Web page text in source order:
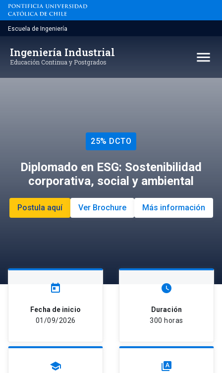
Saltar
contenido
Escuela de Ingeniería
Ingeniería Industrial
Educación Continua y Postgrados menu
25% DCTO
Diplomado en ESG: Sostenibilidad
corporativa, social y ambiental
Postula aquí Ver Brochure Más información
today
Fecha de inicio
01/09/2026
watch_later
Duración
300 horas
school type_specimen